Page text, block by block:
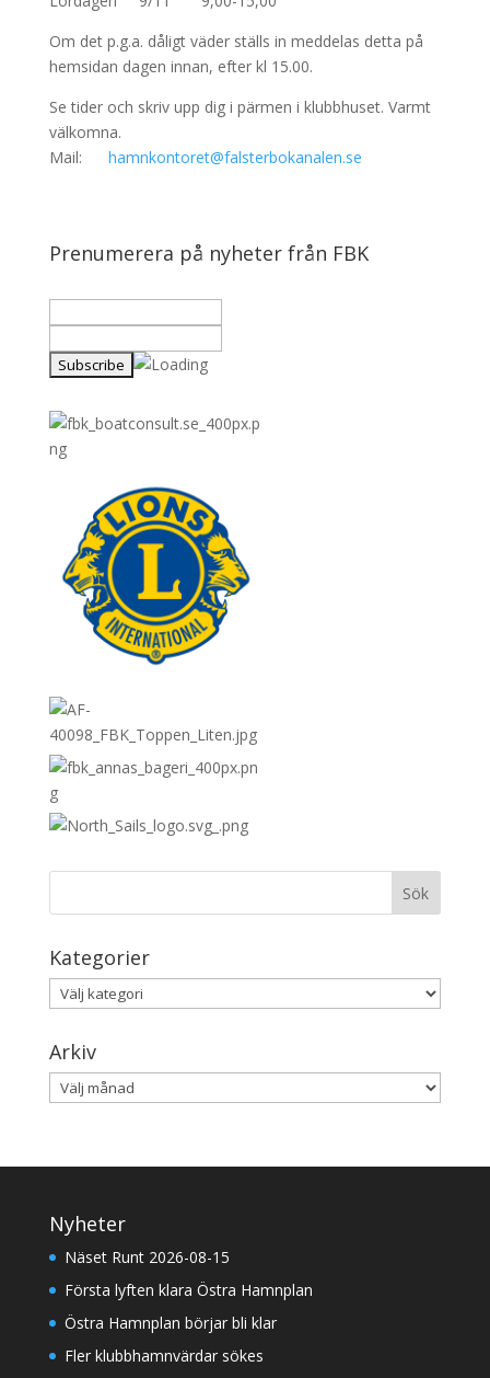
Om det p.g.a. dåligt väder ställs in meddelas detta på
hemsidan dagen innan, efter kl 15.00.
Se tider och skriv upp dig i pärmen i klubbhuset. Varmt
välkomna.
Mail: hamnkontoret@falsterbokanalen.se
Prenumerera på nyheter från FBK
Kategorier
Kategorier
Arkiv
Arkiv
Nyheter
Näset Runt 2026-08-15
Första lyften klara Östra Hamnplan
Östra Hamnplan börjar bli klar
Fler klubbhamnvärdar sökes